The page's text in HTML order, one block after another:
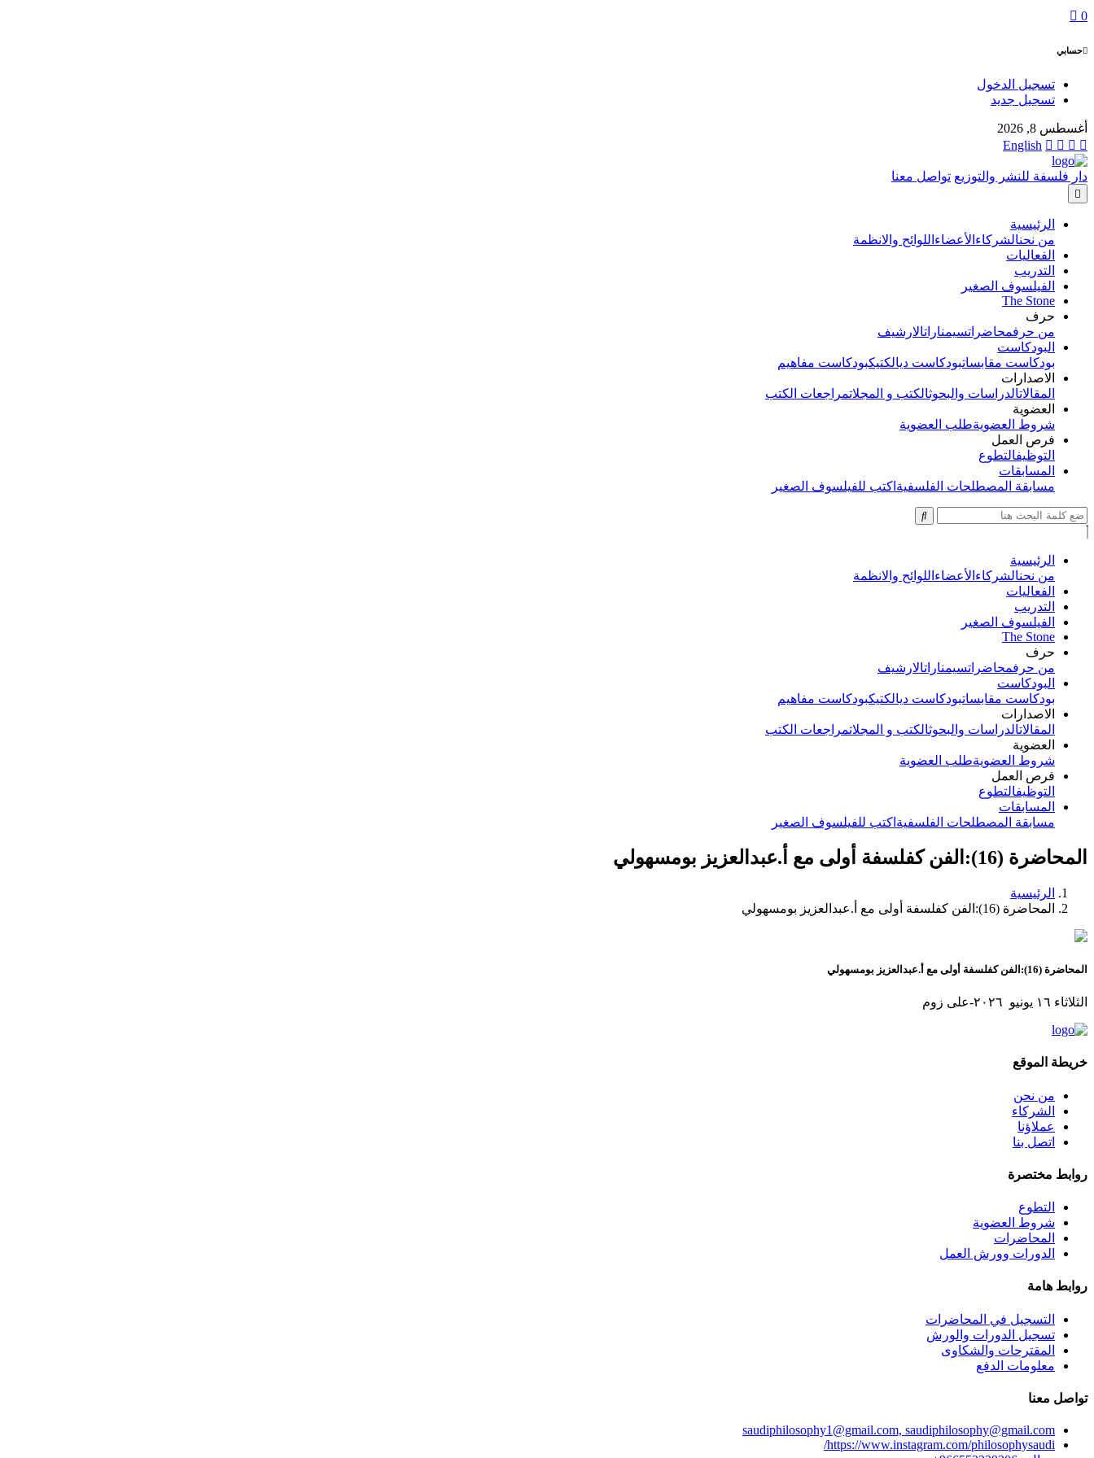
0
حسابي
تسجيل الدخول
تسجيل جديد
أغسطس 8, 2026
English
دار فلسفة للنشر والتوزيع تواصل معنا
الرئيسية
من نحنالشركاء الأعضاء اللوائح والانظمة
الفعاليات
التدريب
الفيلسوف الصغير
The Stone
حرف
من حرفمحاضراتسيمناراتالارشيف
البودكاست
بودكاست مقابساتبودكاست ديالكتيكبودكاست مفاهيم
الاصدارات
المقالاتالدراسات والبحوثالكتب و المجلاتمراجعات الكتب
العضوية
شروط العضويةطلب العضوية
فرص العمل
التوظيفالتطوع
المسابقات
مسابقة المصطلحات الفلسفية اكتب للفيلسوف الصغير
الرئيسية
من نحنالشركاء الأعضاء اللوائح والانظمة
الفعاليات
التدريب
الفيلسوف الصغير
The Stone
حرف
من حرفمحاضراتسيمناراتالارشيف
البودكاست
بودكاست مقابساتبودكاست ديالكتيكبودكاست مفاهيم
الاصدارات
المقالاتالدراسات والبحوثالكتب و المجلاتمراجعات الكتب
العضوية
شروط العضويةطلب العضوية
فرص العمل
التوظيفالتطوع
المسابقات
مسابقة المصطلحات الفلسفية اكتب للفيلسوف الصغير
المحاضرة (16):الفن كفلسفة أولى مع أ.عبدالعزيز بومسهولي
الرئيسية
المحاضرة (16):الفن كفلسفة أولى مع أ.عبدالعزيز بومسهولي
المحاضرة (16):الفن كفلسفة أولى مع أ.عبدالعزيز بومسهولي
الثلاثاء ١٦ يونيو ٢٠٢٦-على زوم
خريطة الموقع
من نحن
الشركاء
عملاؤنا
اتصل بنا
روابط مختصرة
التطوع
شروط العضوية
المحاضرات
الدورات وورش العمل
روابط هامة
التسجيل في المحاضرات
تسجيل الدورات والورش
المقترحات والشكاوى
معلومات الدفع
تواصل معنا
saudiphilosophy1@gmail.com, saudiphilosophy@gmail.com
https://www.instagram.com/philosophysaudi/